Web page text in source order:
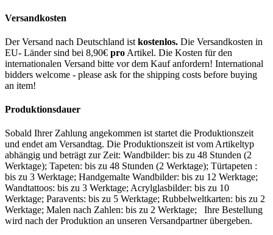
Versandkosten
Der Versand nach Deutschland ist kostenlos. Die Versandkosten in
EU- Länder sind bei 8,90€ pro Artikel. Die Kosten für den
internationalen Versand bitte vor dem Kauf anfordern! International
bidders welcome - please ask for the shipping costs before buying
an item!
Produktionsdauer
Sobald Ihrer Zahlung angekommen ist startet die Produktionszeit
und endet am Versandtag. Die Produktionszeit ist vom Artikeltyp
abhängig und beträgt zur Zeit: Wandbilder: bis zu 48 Stunden (2
Werktage); Tapeten: bis zu 48 Stunden (2 Werktage); Türtapeten :
bis zu 3 Werktage; Handgemalte Wandbilder: bis zu 12 Werktage;
Wandtattoos: bis zu 3 Werktage; Acrylglasbilder: bis zu 10
Werktage; Paravents: bis zu 5 Werktage; Rubbelweltkarten: bis zu 2
Werktage; Malen nach Zahlen: bis zu 2 Werktage; Ihre Bestellung
wird nach der Produktion an unseren Versandpartner übergeben.